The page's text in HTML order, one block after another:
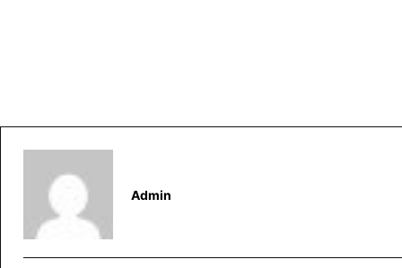
Admin